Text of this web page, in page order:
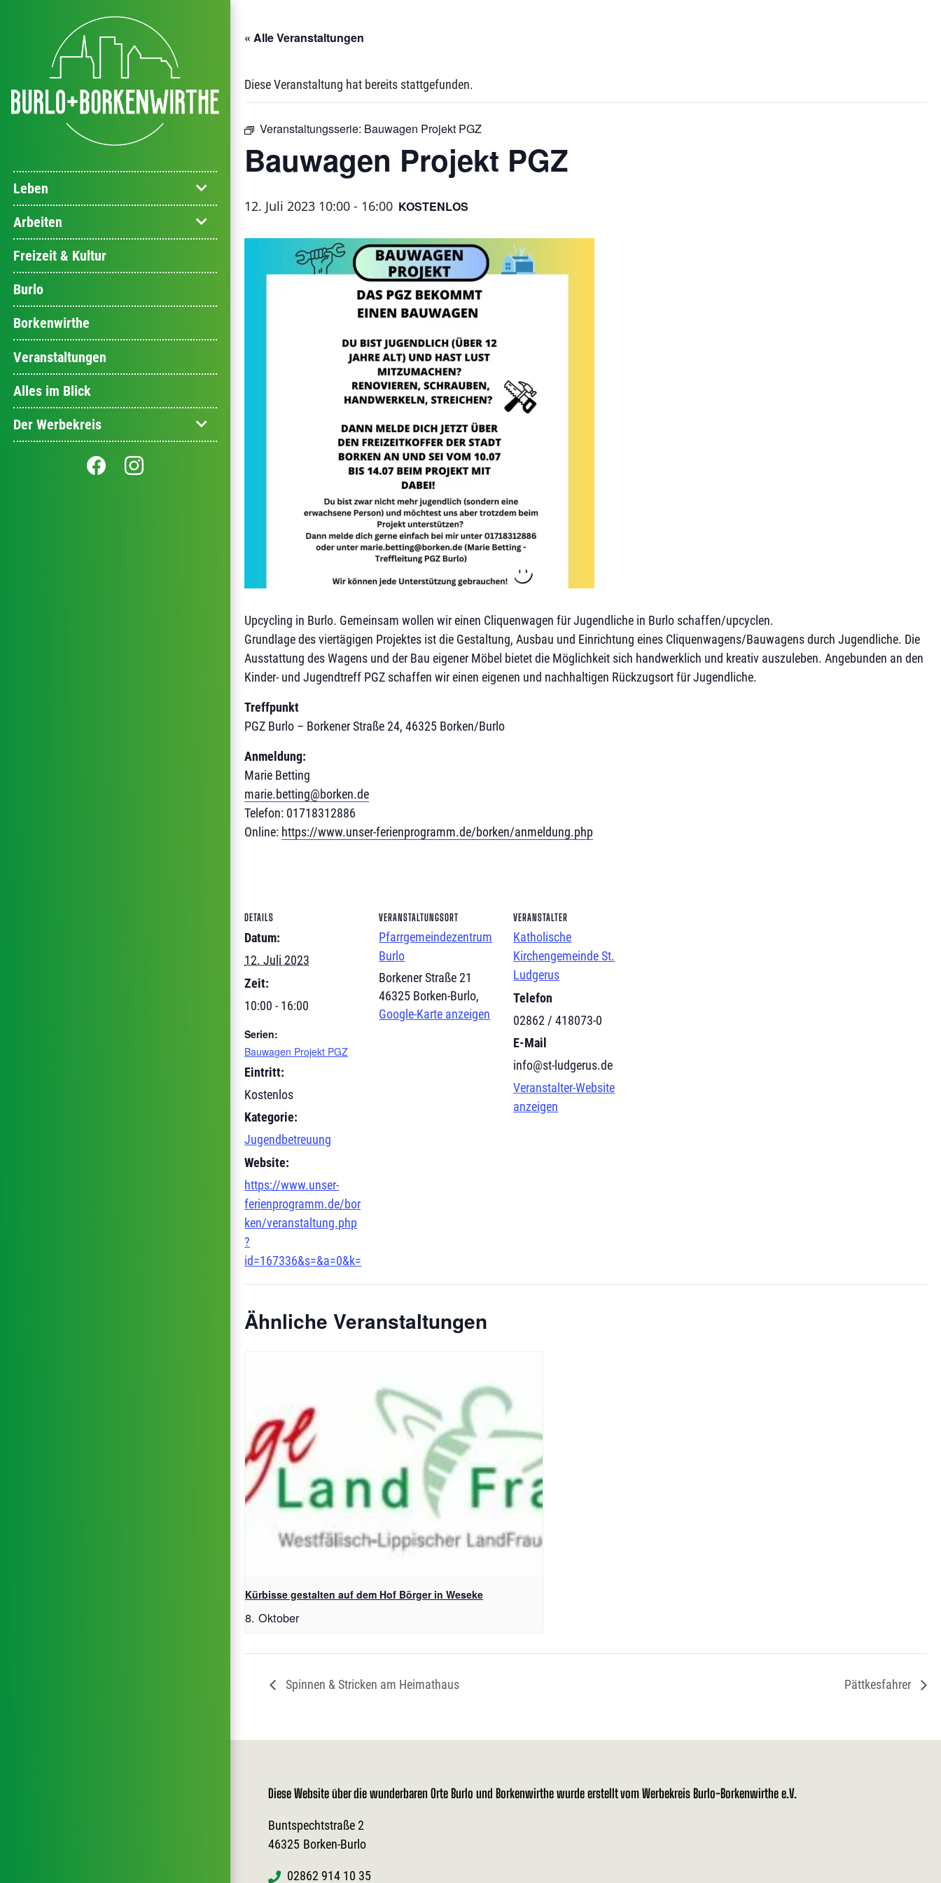
Leben
Arbeiten
Freizeit & Kultur
Burlo
Borkenwirthe
Veranstaltungen
Alles im Blick
Der Werbekreis
« Alle Veranstaltungen
Diese Veranstaltung hat bereits stattgefunden.
Veranstaltungsserie: Bauwagen Projekt PGZ
Bauwagen Projekt PGZ
12. Juli 2023 10:00 - 16:00 KOSTENLOS
Upcycling in Burlo. Gemeinsam wollen wir einen Cliquenwagen für Jugendliche in Burlo schaffen/upcyclen.
Grundlage des viertägigen Projektes ist die Gestaltung, Ausbau und Einrichtung eines Cliquenwagens/Bauwagens durch Jugendliche. Die
Ausstattung des Wagens und der Bau eigener Möbel bietet die Möglichkeit sich handwerklich und kreativ auszuleben. Angebunden an den
Kinder- und Jugendtreff PGZ schaffen wir einen eigenen und nachhaltigen Rückzugsort für Jugendliche.
Treffpunkt
PGZ Burlo – Borkener Straße 24, 46325 Borken/Burlo
Anmeldung:
Marie Betting
marie.betting@borken.de
Telefon: 01718312886
Online: https://www.unser-ferienprogramm.de/borken/anmeldung.php
DETAILS
Datum:
12. Juli 2023
Zeit:
10:00 - 16:00
Serien:
Bauwagen Projekt PGZ
Eintritt:
Kostenlos
Kategorie:
Jugendbetreuung
Website:
https://www.unser-
ferienprogramm.de/bor
ken/veranstaltung.php
?
id=167336&s=&a=0&k=
VERANSTALTUNGSORT
Pfarrgemeindezentrum
Burlo
Borkener Straße 21
46325 Borken-Burlo,
Google-Karte anzeigen
VERANSTALTER
Katholische
Kirchengemeinde St.
Ludgerus
Telefon
02862 / 418073-0
E-Mail
info@st-ludgerus.de
Veranstalter-Website
anzeigen
Ähnliche Veranstaltungen
Kürbisse gestalten auf dem Hof Börger in Weseke
8. Oktober
Spinnen & Stricken am Heimathaus Pättkesfahrer
Diese Website über die wunderbaren Orte Burlo und Borkenwirthe wurde erstellt vom Werbekreis Burlo-Borkenwirthe e.V.
Buntspechtstraße 2
46325 Borken-Burlo
02862 914 10 35